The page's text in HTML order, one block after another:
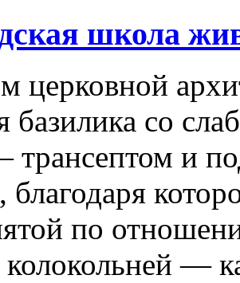
школа
церковной
базилика со
и
по
колокольней —